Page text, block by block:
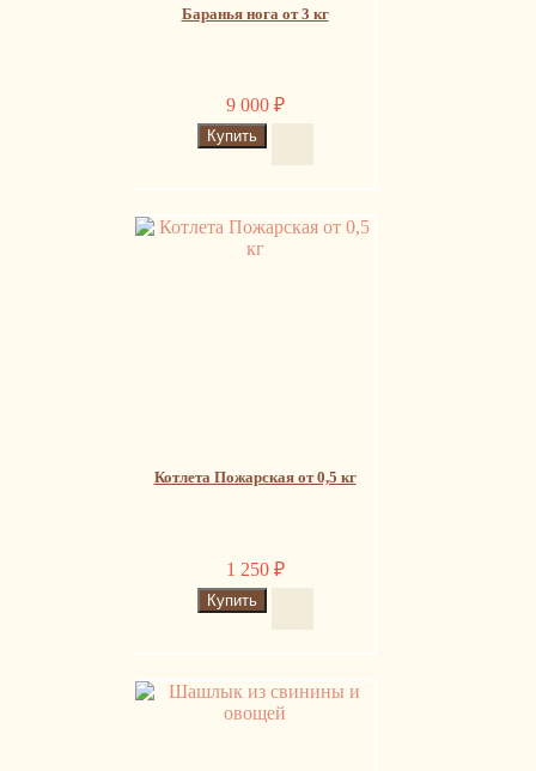
Баранья нога от 3 кг
9 000 ₽
Котлета Пожарская от 0,5 кг
1 250 ₽